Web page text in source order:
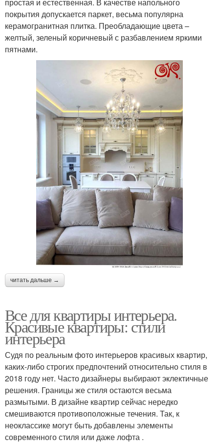
покрытия допускается паркет, весьма популярна
керамогранитная плитка. Преобладающие цвета –
желтый, зеленый коричневый с разбавлением яркими
пятнами.
читать дальше →
Все для квартиры интерьера.
Красивые квартиры: стили
интерьера
Судя по реальным фото интерьеров красивых квартир,
каких-либо строгих предпочтений относительно стиля в
2018 году нет. Часто дизайнеры выбирают эклектичные
решения. Границы же стиля остаются весьма
размытыми. В дизайне квартир сейчас нередко
смешиваются противоположные течения. Так, к
неоклассике могут быть добавлены элементы
современного стиля или даже лофта .